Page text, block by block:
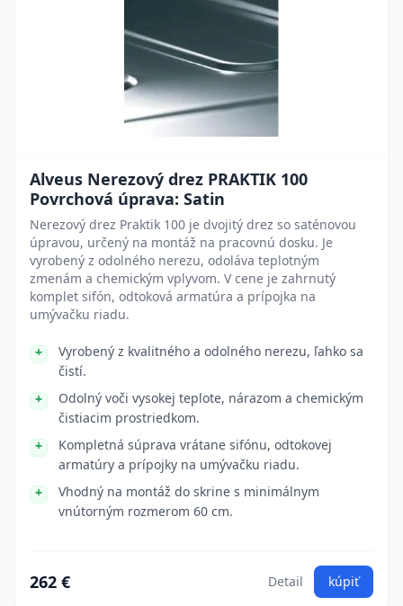
Alveus Nerezový drez PRAKTIK 100
Povrchová úprava: Satin
Nerezový drez Praktik 100 je dvojitý drez so saténovou
úpravou, určený na montáž na pracovnú dosku. Je
vyrobený z odolného nerezu, odoláva teplotným
zmenám a chemickým vplyvom. V cene je zahrnutý
komplet sifón, odtoková armatúra a prípojka na
umývačku riadu.
Vyrobený z kvalitného a odolného nerezu, ľahko sa
čistí.
Odolný voči vysokej teplote, nárazom a chemickým
čistiacim prostriedkom.
Kompletná súprava vrátane sifónu, odtokovej
armatúry a prípojky na umývačku riadu.
Vhodný na montáž do skrine s minimálnym
vnútorným rozmerom 60 cm.
262 € Detail kúpiť